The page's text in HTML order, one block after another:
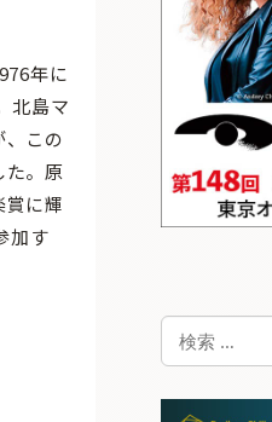
年に
北島マ
この
た。原
に輝
加す
検
索